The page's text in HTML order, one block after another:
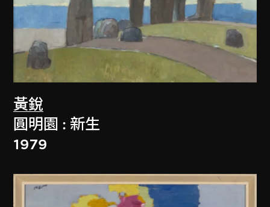
黃銳
圓明園 : 新生
1979